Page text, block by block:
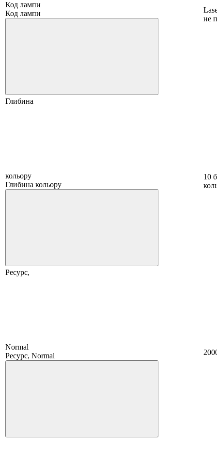
Код лампи
Код лампи
не
Глибина
кольору
Глибина кольору
10
Ресурс,
Normal
Ресурс, Normal